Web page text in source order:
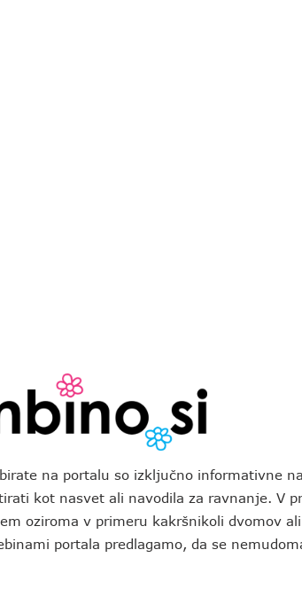
na portalu so izključno informativne
kot nasvet ali navodila za ravnanje. V
oziroma v primeru kakršnikoli dvomov
portala predlagamo, da se